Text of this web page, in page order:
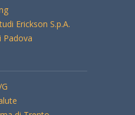
Erickson S.p.A.
Padova